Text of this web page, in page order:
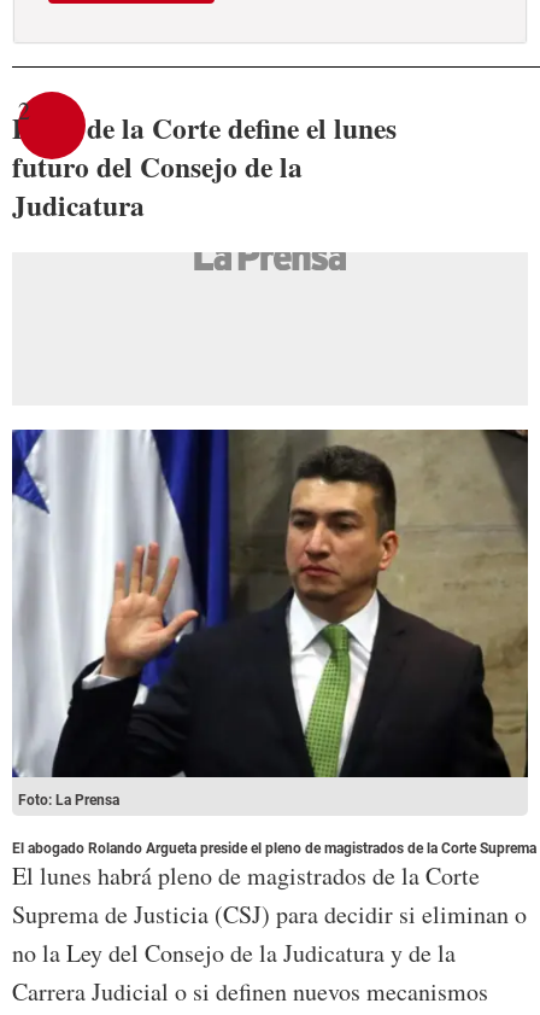
2
Pleno de la Corte define el lunes
futuro del Consejo de la
Judicatura
Foto: La Prensa
El abogado Rolando Argueta preside el pleno de magistrados de la Corte
El lunes habrá pleno de magistrados de la Corte
Suprema de Justicia (CSJ) para decidir si eliminan o
no la Ley del Consejo de la Judicatura y de la
Carrera Judicial o si definen nuevos mecanismos